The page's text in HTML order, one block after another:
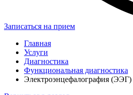
Записаться на прием
Главная
Услуги
Диагностика
Функциональная диагностика
Электроэнцефалография (ЭЭГ)